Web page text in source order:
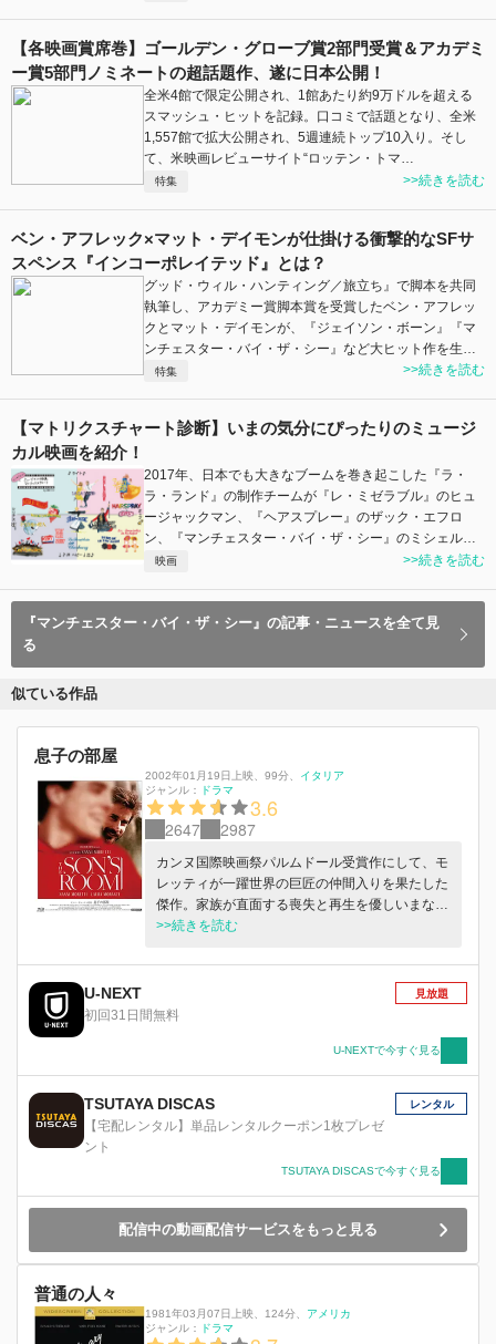
【各映画賞席巻】ゴールデン・グローブ賞2部門受賞＆アカデミ
ー賞5部門ノミネートの超話題作、遂に日本公開！
全米4館で限定公開され、1館あたり約9万ドルを超える
スマッシュ・ヒットを記録。口コミで話題となり、全米
1,557館で拡大公開され、5週連続トップ10入り。そし
て、米映画レビューサイト“ロッテン・トマ…
特集 >>続きを読む
ベン・アフレック×マット・デイモンが仕掛ける衝撃的なSFサ
スペンス『インコーポレイテッド』とは？
グッド・ウィル・ハンティング／旅立ち』で脚本を共同
執筆し、アカデミー賞脚本賞を受賞したベン・アフレッ
クとマット・デイモンが、『ジェイソン・ボーン』『マ
ンチェスター・バイ・ザ・シー』など大ヒット作を生…
特集 >>続きを読む
【マトリクスチャート診断】いまの気分にぴったりのミュージ
カル映画を紹介！
2017年、日本でも大きなブームを巻き起こした『ラ・
ラ・ランド』の制作チームが『レ・ミゼラブル』のヒュ
ージャックマン、『ヘアスプレー』のザック・エフロ
ン、『マンチェスター・バイ・ザ・シー』のミシェル…
映画 >>続きを読む
『マンチェスター・バイ・ザ・シー』の記事・ニュースを全て見
る
似ている作品
息子の部屋
2002年01月19日上映 99分
イタリア
ジャンル：
ドラマ
3.6
2647 2987
カンヌ国際映画祭パルムドール受賞作にして、モ
レッティが一躍世界の巨匠の仲間入りを果たした
傑作。家族が直面する喪失と再生を優しいまなざ
しで描く。イタリアの小さな港町で、家族と平穏
日、彼は息子と過ごす予定だったが、急な往診で
キャンセルになる。しかしその日の午後、息子は
出かけたダイビングで溺死してしまう。
>>続きを読む
U-NEXT
初回31日間無料
見放題
U-NEXTで今すぐ見る
TSUTAYA DISCAS
【宅配レンタル】単品レンタルクーポン1枚プレゼ
ント
レンタル
TSUTAYA DISCASで今すぐ見る
配信中の動画配信サービスをもっと見る
普通の人々
1981年03月07日上映 124分
アメリカ
ジャンル：
ドラマ